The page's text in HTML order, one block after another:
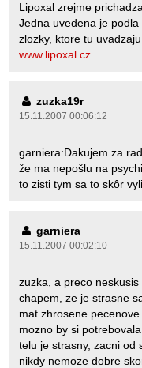
Lipoxal zrejme
Jedna uvedena je
zlozky, ktore tu
www.lipoxal.cz
zuzka19r
15.11.2007 00:06:12
garniera:Dakujem za
že ma nepošlu na
to zisti tym sa to skôr
garniera
15.11.2007 00:02:10
zuzka, a preco
chapem, ze je strasne
mat zhrosene
mozno by si
telu je strasny, zacni od
nikdy nemoze dobre